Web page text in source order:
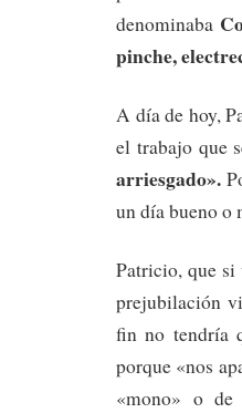
denominaba
pinche,
A día de hoy,
el trabajo que
arriesgado».
un día bueno o
Patricio, que si
prejubilación
fin no tendría
porque «nos
«mono» o